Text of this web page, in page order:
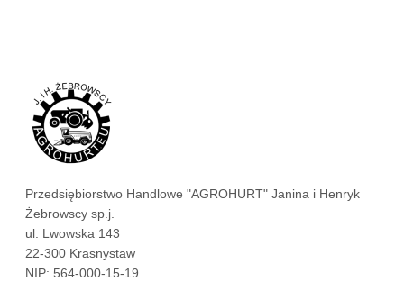
Przedsiębiorstwo Handlowe "AGROHURT" Janina i Henryk
Żebrowscy sp.j.
ul. Lwowska 143
22-300 Krasnystaw
NIP: 564-000-15-19